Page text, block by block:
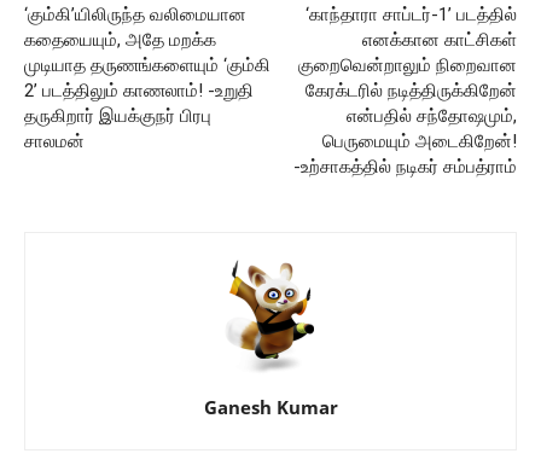
‘கும்கி’யிலிருந்த வலிமையான
கதையையும், அதே மறக்க
முடியாத தருணங்களையும் ‘கும்கி
2’ படத்திலும் காணலாம்! -உறுதி
தருகிறார் இயக்குநர் பிரபு
சாலமன்
‘காந்தாரா சாப்டர்-1’ படத்தில்
எனக்கான காட்சிகள்
குறைவென்றாலும் நிறைவான
கேரக்டரில் நடித்திருக்கிறேன்
என்பதில் சந்தோஷமும்,
பெருமையும் அடைகிறேன்!
-உற்சாகத்தில் நடிகர் சம்பத்ராம்
Ganesh Kumar